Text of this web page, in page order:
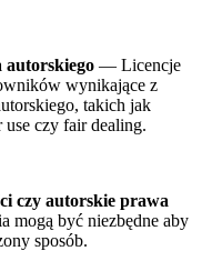
— Licencje
wynikające z
takich jak
czy fair dealing.
czy autorskie prawa
mogą być niezbędne aby
sposób.